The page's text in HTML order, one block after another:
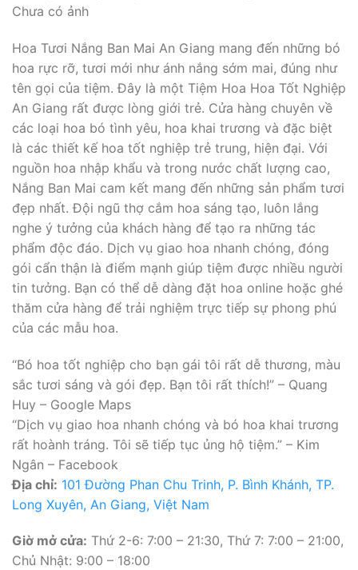
Chưa có ảnh
Hoa Tươi Nắng Ban Mai An Giang mang đến những bó
hoa rực rỡ, tươi mới như ánh nắng sớm mai, đúng như
tên gọi của tiệm. Đây là một Tiệm Hoa Hoa Tốt Nghiệp
An Giang rất được lòng giới trẻ. Cửa hàng chuyên về
các loại hoa bó tình yêu, hoa khai trương và đặc biệt
là các thiết kế hoa tốt nghiệp trẻ trung, hiện đại. Với
nguồn hoa nhập khẩu và trong nước chất lượng cao,
Nắng Ban Mai cam kết mang đến những sản phẩm tươi
đẹp nhất. Đội ngũ thợ cắm hoa sáng tạo, luôn lắng
nghe ý tưởng của khách hàng để tạo ra những tác
phẩm độc đáo. Dịch vụ giao hoa nhanh chóng, đóng
gói cẩn thận là điểm mạnh giúp tiệm được nhiều người
tin tưởng. Bạn có thể dễ dàng đặt hoa online hoặc ghé
thăm cửa hàng để trải nghiệm trực tiếp sự phong phú
của các mẫu hoa.
“Bó hoa tốt nghiệp cho bạn gái tôi rất dễ thương, màu
sắc tươi sáng và gói đẹp. Bạn tôi rất thích!” – Quang
Huy – Google Maps
“Dịch vụ giao hoa nhanh chóng và bó hoa khai trương
rất hoành tráng. Tôi sẽ tiếp tục ủng hộ tiệm.” – Kim
Ngân – Facebook
Địa chỉ: 101 Đường Phan Chu Trinh, P. Bình Khánh, TP.
Long Xuyên, An Giang, Việt Nam
Giờ mở cửa: Thứ 2-6: 7:00 – 21:30, Thứ 7: 7:00 – 21:00,
Chủ Nhật: 9:00 – 18:00